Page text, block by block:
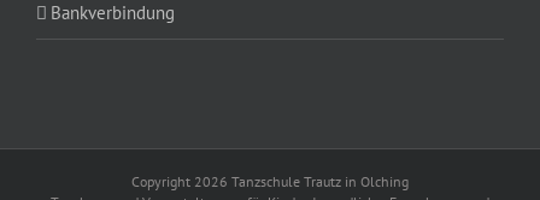
Bankverbindung
Copyright 2026 Tanzschule Trautz in Olching